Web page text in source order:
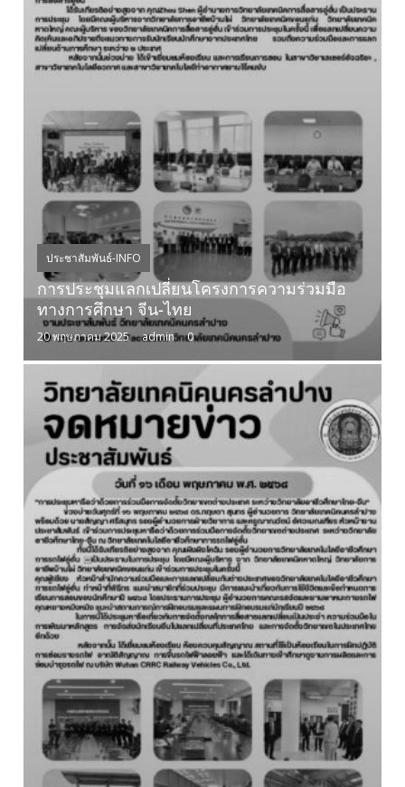
ประชาสัมพันธ์-INFO
การประชุมแลกเปลี่ยนโครงการความร่วมมือ
ทางการศึกษา จีน-ไทย
20 พฤษภาคม 2025 admin 0